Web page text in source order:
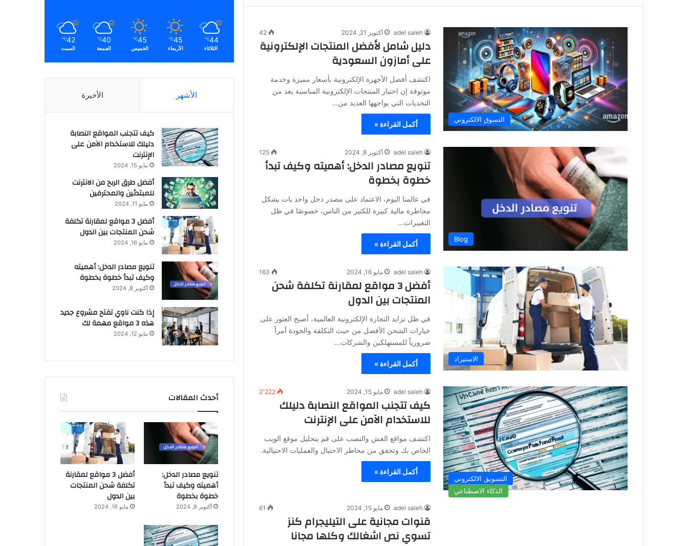
التسوق الالكتروني
adel saleh أكتوبر 21, 2024 42
دليل شامل لأفضل المنتجات الإلكترونية
على أمازون السعودية
اكتشف أفضل الأجهزة الإلكترونية بأسعار مميزة وخدمة
موثوقة إن اختيار المنتجات الإلكترونية المناسبة يعد من
التحديات التي يواجهها العديد من…
أكمل القراءة »
Blog
adel saleh أكتوبر 8, 2024 125
تنويع مصادر الدخل: أهميته وكيف تبدأ
خطوة بخطوة
في عالمنا اليوم، الاعتماد على مصدر دخل واحد بات يشكل
مخاطرة مالية كبيرة للكثير من الناس، خصوصًا في ظل
التغييرات…
أكمل القراءة »
الاستيراد
adel saleh مايو 16, 2024 163
أفضل 3 مواقع لمقارنة تكلفة شحن
المنتجات بين الدول
في ظل تزايد التجارة الإلكترونية العالمية، أصبح العثور على
خيارات الشحن الأفضل من حيث التكلفة والجودة أمراً
ضرورياً للمستهلكين والشركات…
أكمل القراءة »
التسويق الالكتروني
adel saleh مايو 15, 2024 2٬222
كيف تتجنب المواقع النصابة دليلك
للاستخدام الآمن على الإنترنت
اكتشف مواقع الغش والنصب على قم بتحليل موقع الويب
الخاص بك وتحقق من مخاطر الاحتيال والعمليات الاحتيالية.
أكمل القراءة »
الذكاء الاصطناعي
adel saleh مايو 15, 2024 61
قنوات مجانية على التيليجرام كنز
تسوي نص اشغالك وكلها مجانا
44
℃
الثلاثاء
45
℃
الأربعاء
45
℃
الخميس
40
℃
الجمعة
42
℃
السبت
الأشهر الأخيرة
كيف تتجنب المواقع النصابة
دليلك للاستخدام الآمن على
الإنترنت
مايو 15, 2024
أفضل طرق الربح من الانترنت
للمبتدئين والمحترفين
مايو 11, 2024
أفضل 3 مواقع لمقارنة تكلفة
شحن المنتجات بين الدول
مايو 16, 2024
تنويع مصادر الدخل: أهميته
وكيف تبدأ خطوة بخطوة
أكتوبر 8, 2024
إذا كنت ناوي تفتح مشروع جديد
هذه 3 مواقع مهمة لك
مايو 12, 2024
أحدث المقالات
تنويع مصادر الدخل:
أهميته وكيف تبدأ
خطوة بخطوة
أكتوبر 8, 2024
أفضل 3 مواقع لمقارنة
تكلفة شحن المنتجات
بين الدول
مايو 16, 2024